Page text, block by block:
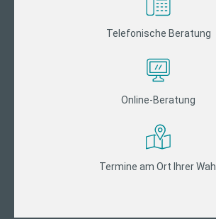
Telefonische Beratung
Online-Beratung
Termine am Ort Ihrer Wahl